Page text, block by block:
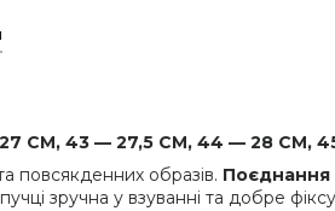
СМ, 43 — 27,5 СМ, 44 — 28 СМ,
повсякденних образів. Поєднання
зручна у взуванні та добре